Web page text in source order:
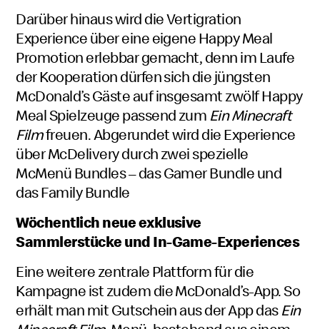
Darüber hinaus wird die Vertigration
Experience über eine eigene Happy Meal
Promotion erlebbar gemacht, denn im Laufe
der Kooperation dürfen sich die jüngsten
McDonald’s Gäste auf insgesamt zwölf Happy
Meal Spielzeuge passend zumEin Minecraft
Filmfreuen. Abgerundet wird die Experience
über McDelivery durch zwei spezielle
McMenü Bundles – das Gamer Bundle und
das Family Bundle
Wöchentlich neue exklusive
Sammlerstücke und In-Game-Experiences
Eine weitere zentrale Plattform für die
Kampagne ist zudem die McDonald’s-App. So
erhält man mit Gutschein aus der App dasEin